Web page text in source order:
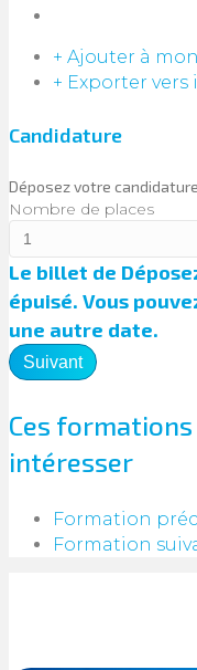
+ Ajouter à
+ Exporter vers
Candidature
Déposez votre candidature
Nombre de places
Le billet de
épuisé. Vous
une autre date.
Suivant
Ces
intéresser
Formation
Formation